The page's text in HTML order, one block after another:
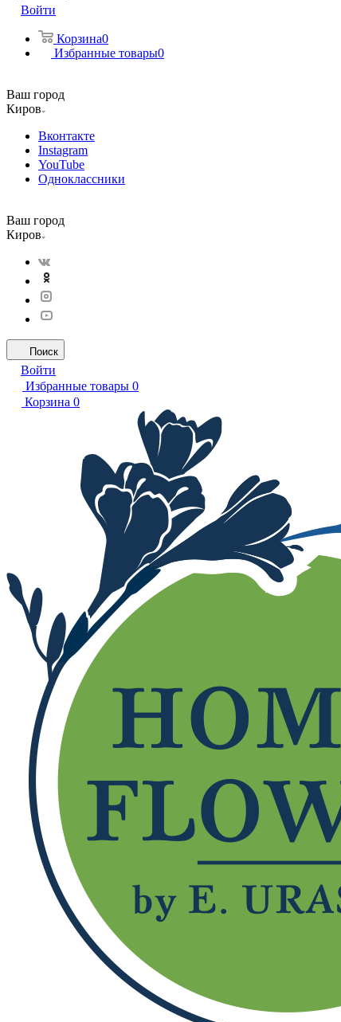
Войти
Корзина0
Избранные товары0
Ваш город
Киров
Вконтакте
Instagram
YouTube
Одноклассники
Ваш город
Киров
Поиск
Войти
Избранные товары 0
Корзина 0